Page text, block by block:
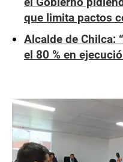
que limita pactos
Alcalde de Chilca:
el 80 % en